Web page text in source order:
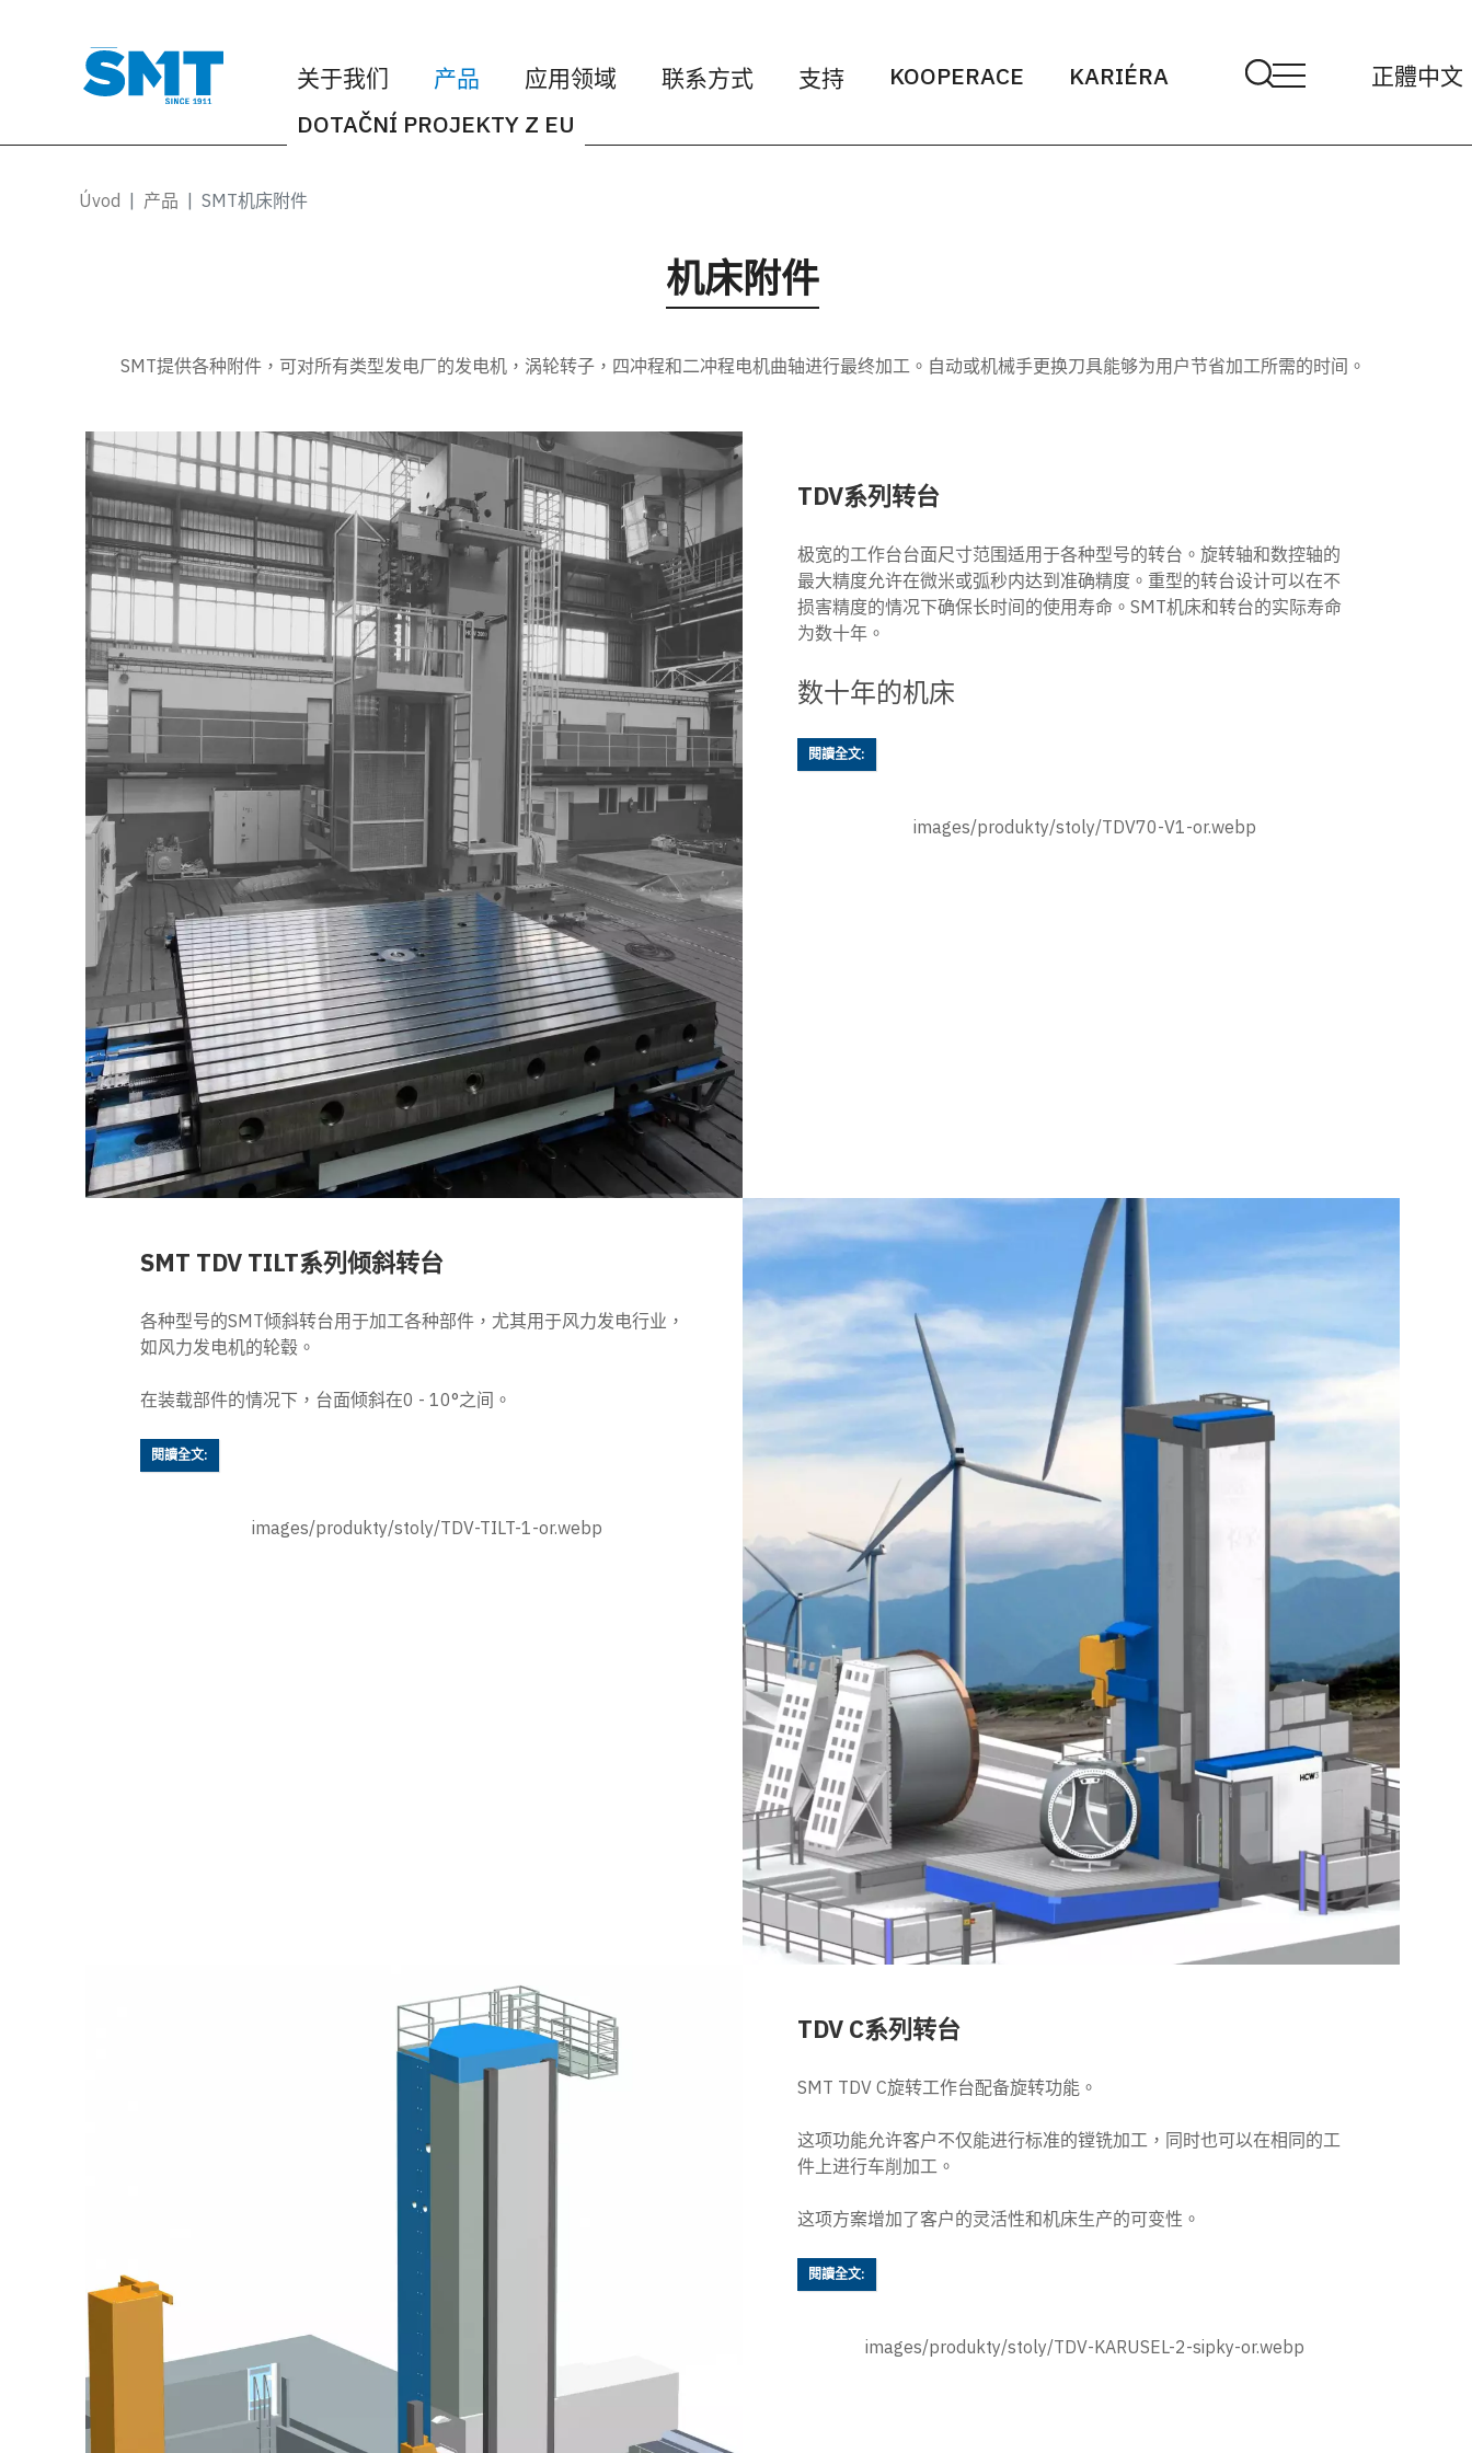
关于我们 产品 应用领域 联系方式 支持 KOOPERACE
KARIÉRA
DOTAČNÍ PROJEKTY Z EU
正體中文
Úvod 产品 SMT机床附件
机床附件
SMT提供各种附件，可对所有类型发电厂的发电机，涡轮转子，四冲程和二冲程电机曲轴进行最终加工。自动或机械手更换刀具能够为用户节省加工所需的时间。
TDV系列转台
极宽的工作台台面尺寸范围适用于各种型号的转台。旋转轴和数控轴的
最大精度允许在微米或弧秒内达到准确精度。重型的转台设计可以在不
损害精度的情况下确保长时间的使用寿命。SMT机床和转台的实际寿命
为数十年。
数十年的机床
閱讀全文:
images/produkty/stoly/TDV70-V1-or.webp
SMT TDV TILT系列倾斜转台
各种型号的SMT倾斜转台用于加工各种部件，尤其用于风力发电行业，
如风力发电机的轮毂。
在装载部件的情况下，台面倾斜在0 - 10°之间。
閱讀全文:
images/produkty/stoly/TDV-TILT-1-or.webp
TDV C系列转台
SMT TDV C旋转工作台配备旋转功能。
这项功能允许客户不仅能进行标准的镗铣加工，同时也可以在相同的工
件上进行车削加工。
这项方案增加了客户的灵活性和机床生产的可变性。
閱讀全文:
images/produkty/stoly/TDV-KARUSEL-2-sipky-or.webp